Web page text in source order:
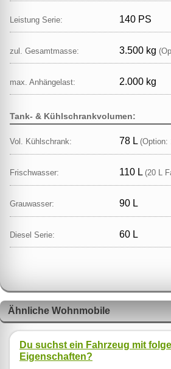
Leistung Serie: 140 PS
zul. Gesamtmasse: 3.500 kg
max. Anhängelast: 2.000 kg
Tank- & Kühlschrankvolumen:
Vol. Kühlschrank: 78 L (Option:
Frischwasser: 110 L (20 L
Grauwasser: 90 L
Diesel Serie: 60 L
Ähnliche Wohnmobile
Du suchst ein Fahrzeug mit
Eigenschaften?